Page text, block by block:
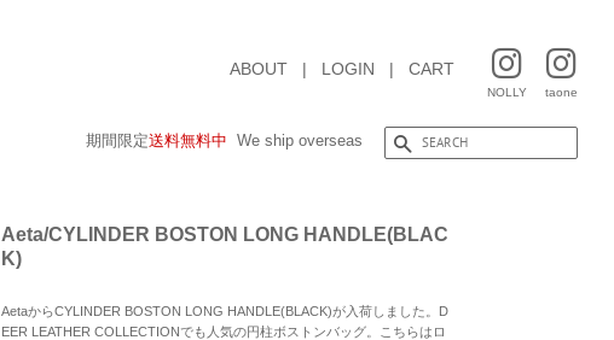
taone
NOLLY
ABOUT | LOGIN | CART
期間限定送料無料中 We ship overseas
Aeta/CYLINDER BOSTON LONG HANDLE(BLAC
K)
AetaからCYLINDER BOSTON LONG HANDLE(BLACK)が入荷しました。D
EER LEATHER COLLECTIONでも人気の円柱ボストンバッグ。こちらはロ